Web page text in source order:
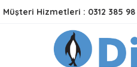
Müşteri Hizmetleri : 0312 385 98